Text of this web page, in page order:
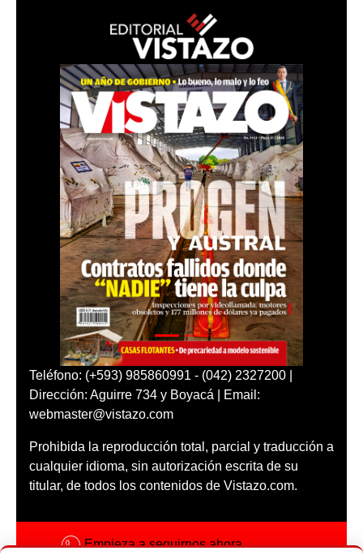
Teléfono: (+593) 985860991 - (042) 2327200 |
Dirección: Aguirre 734 y Boyacá | Email:
webmaster@vistazo.com
Prohibida la reproducción total, parcial y traducción a
cualquier idioma, sin autorización escrita de su
titular, de todos los contenidos de Vistazo.com.
Empieza a seguirnos ahora